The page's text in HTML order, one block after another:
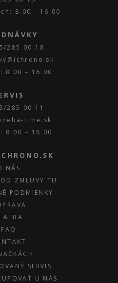
8:00 - 16:00
285 00 18
8:00 – 16.00
285 00 11
time.sk
8:00 – 16.00
NÁS
ZMLUVY TU
PODMIENKY
FAQ
SERVIS
U NÁS